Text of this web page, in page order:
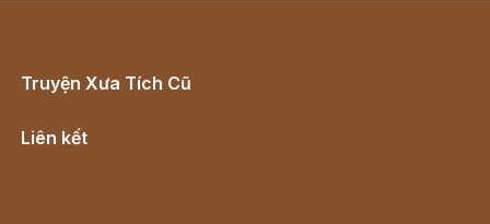
Truyện Xưa Tích Cũ
Liên kết